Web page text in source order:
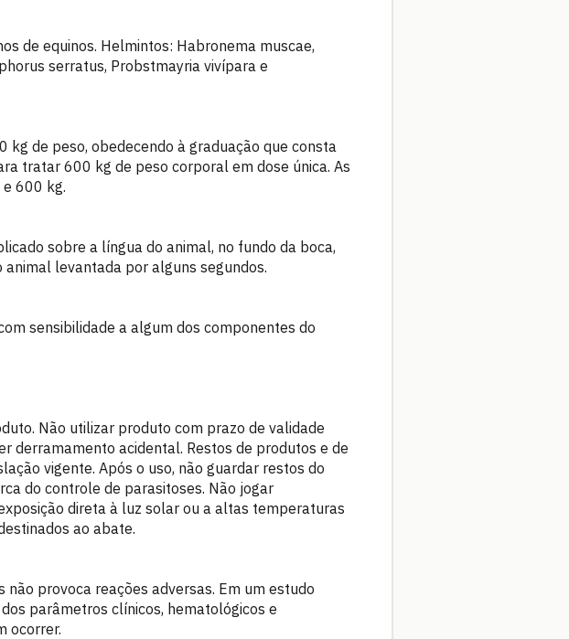
de equinos. Helmintos: Habronema muscae,
serratus, Probstmayria vivípara e
kg de peso, obedecendo à graduação que consta
tratar 600 kg de peso corporal em dose única. As
600 kg.
sobre a língua do animal, no fundo da boca,
levantada por alguns segundos.
sensibilidade a algum dos componentes do
Não utilizar produto com prazo de validade
derramamento acidental. Restos de produtos e de
vigente. Após o uso, não guardar restos do
do controle de parasitoses. Não jogar
direta à luz solar ou a altas temperaturas
ao abate.
não provoca reações adversas. Em um estudo
parâmetros clínicos, hematológicos e
ocorrer.